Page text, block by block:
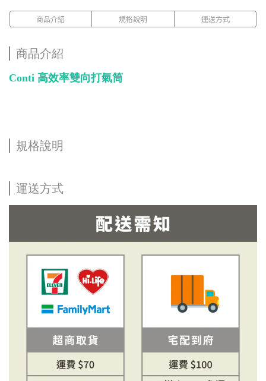
商品介紹 規格說明 運送方式
商品介紹
Conti 高效率雙向打氣筒
規格說明
運送方式